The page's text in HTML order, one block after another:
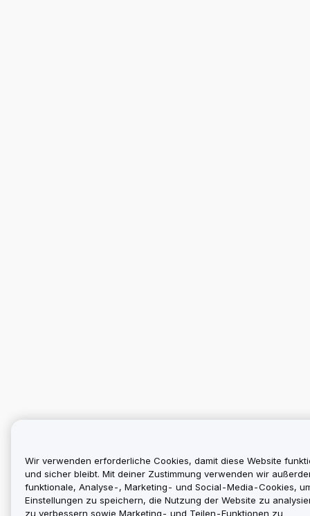
Wir verwenden erforderliche Cookies, damit diese Website
und sicher bleibt. Mit deiner Zustimmung verwenden wir
funktionale, Analyse-, Marketing- und Social-Media-Cookies,
Einstellungen zu speichern, die Nutzung der Website zu
zu verbessern sowie Marketing- und Teilen-Funktionen zu